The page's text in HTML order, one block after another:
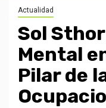
Actualidad
Sol
Mental
Pilar de